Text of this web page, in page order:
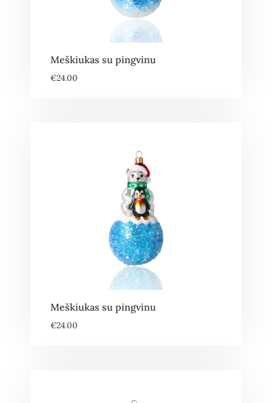
Meškiukas su pingvinu
€24.00
Meškiukas su pingvinu
€24.00